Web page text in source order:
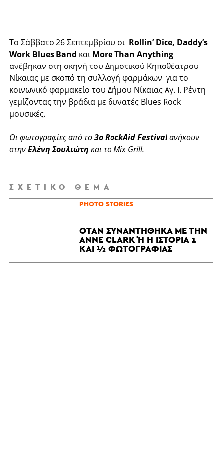
Το Σάββατο 26 Σεπτεμβρίου οι Rollin’ Dice, Daddy’s
Work Blues Band καιMore Than Anything
ανέβηκαν στη σκηνή του Δημοτικού Κηποθέατρου
Νίκαιας με σκοπό τη συλλογή φαρμάκων για το
κοινωνικό φαρμακείο του Δήμου Νίκαιας Αγ. Ι. Ρέντη
γεμίζοντας την βράδια με δυνατές Blues Rock
μουσικές.
Οι φωτογραφίες από το3ο RockAid Festivalανήκουν
στηνΕλένη Σουλιώτη και το Mix Grill.
ΣΧΕΤΙΚΌ ΘΈΜΑ
PHOTO STORIES
ΌΤΑΝ ΣΥΝΑΝΤΉΘΗΚΑ ΜΕ ΤΗΝ
ANNE CLARK Ή Η ΙΣΤΟΡΊΑ 1 Κ
ΑΙ ½ ΦΩΤΟΓΡΑΦΊΑΣ